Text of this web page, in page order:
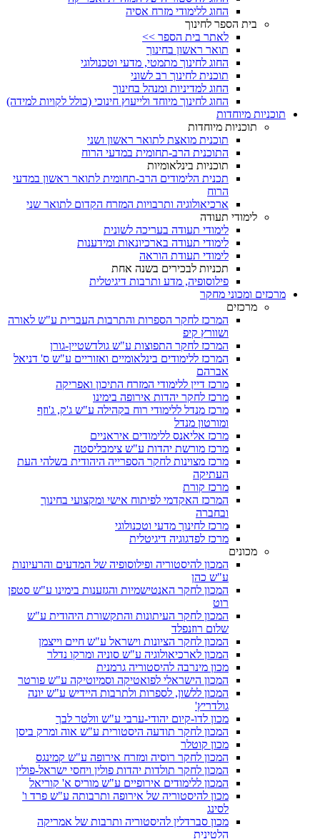
החוג ללימודי מזרח אסיה
בית הספר לחינוך
לאתר בית הספר >>
תואר ראשון בחינוך
החוג לחינוך מתמטי, מדעי וטכנולוגי
תוכנית לחינוך רב לשוני
החוג למדיניות ומנהל בחינוך
החוג לחינוך מיוחד ולייעוץ חינוכי (כולל לקויות למידה)
תוכניות מיוחדות
תוכניות מיוחדות
תוכנית מואצת לתואר ראשון ושני
התוכנית הרב-תחומית במדעי הרוח
תוכניות בינלאומיות
תכנית הלימודים הרב-תחומית לתואר ראשון במדעי
הרוח
ארכיאולוגיה ותרבויות המזרח הקדום לתואר שני
לימודי תעודה
לימודי תעודה בעריכה לשונית
לימודי תעודה בארכיונאות ומידענות
לימודי תעודת הוראה
תכניות לבכירים בשנה אחת
פילוסופיה, מדע ותרבות דיגיטלית
מרכזים ומכוני מחקר
מרכזים
המרכז לחקר הספרות והתרבות העברית ע"ש לאורה
ושוורץ קיפ
המרכז לחקר התפוצות ע"ש גולדשטיין-גורן
המרכז ללימודים בינלאומיים ואזוריים ע"ש ס' דניאל
אברהם
מרכז דיין ללימודי המזרח התיכון ואפריקה
מרכז לחקר יהדות אירופה בימינו
מרכז מנדל ללימודי רוח בקהילה ע"ש ג'ק, ג'וזף
ומורטון מנדל
מרכז אליאנס ללימודים איראניים
מרכז מורשת יהדות ע"ש צימבליסטה
מרכז מצוינות לחקר הספרייה היהודית בשלהי העת
העתיקה
מרכז קורת
המרכז האקדמי לפיתוח אישי ומקצועי בחינוך
ובחברה
מרכז לחינוך מדעי וטכנולוגי
מרכז לפדגוגיה דיגיטלית
מכונים
המכון להיסטוריה ופילוסופיה של המדעים והרעיונות
ע"ש כהן
המכון לחקר האנטישמיות והגזענות בימינו ע"ש סטפן
רוט
המכון לחקר העיתונות והתקשורת היהודית ע"ש
שלום רוזנפלד
המכון לחקר הציונות וישראל ע"ש חיים וייצמן
המכון לארכיאולוגיה ע"ש סוניה ומרקו נדלר
מכון מינרבה להיסטוריה גרמנית
המכון הישראלי לפואטיקה וסמיוטיקה ע"ש פורטר
המכון ללשון, לספרות ולתרבות היידיש ע"ש יונה
גולדריץ'
מכון לדו-קיום יהודי-ערבי ע"ש וולטר לבך
המכון לחקר תודעה היסטורית ע"ש אוה ומרק ביסן
מכון קוטלר
המכון לחקר רוסיה ומזרח אירופה ע"ש קמינגס
המכון לחקר תולדות יהדות פולין ויחסי ישראל-פולין
המכון ללימודים אירופיים ע"ש מוריס א' קוריאל
מכון להיסטוריה של אירופה ותרבותה ע"ש פרד ו'
לסינג
מכון סברדלין להיסטוריה ותרבות של אמריקה
הלטינית